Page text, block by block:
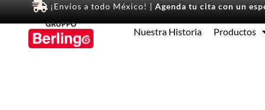
¡Envíos a todo México! | Agenda tu cita con un
Nuestra Historia Productos